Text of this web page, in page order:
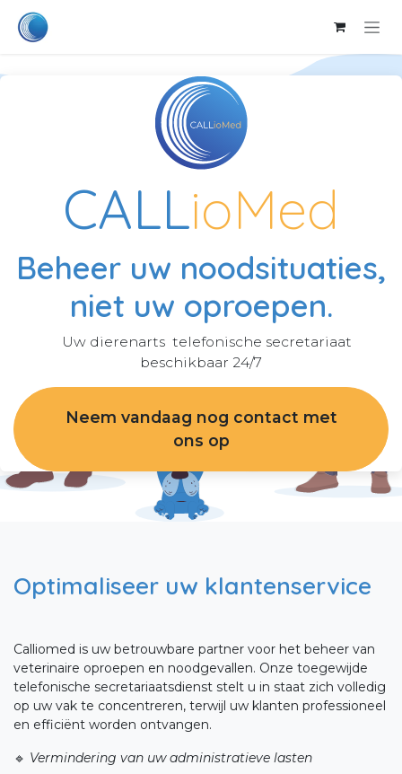
Overslaan naar inhoud
CALLioMed
Beheer uw noodsituaties,
niet uw oproepen.
Uw dierenarts telefonische secretariaat
beschikbaar 24/7
Neem vandaag nog contact met
ons op
Optimaliseer uw klantenservice
Calliomed is uw betrouwbare partner voor het beheer van
veterinaire oproepen en noodgevallen. Onze toegewijde
telefonische secretariaatsdienst stelt u in staat zich volledig
op uw vak te concentreren, terwijl uw klanten professioneel
en efficiënt worden ontvangen.
🔹 Vermindering van uw administratieve lasten